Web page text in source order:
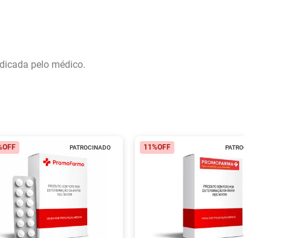
pelo médico.
PATROCINADO
OFF PATROCINADO
11%OFF